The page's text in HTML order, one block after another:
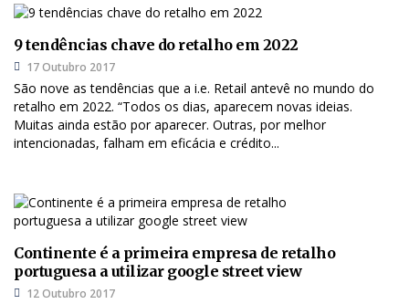
9 tendências chave do retalho em 2022
17 Outubro 2017
São nove as tendências que a i.e. Retail antevê no mundo do
retalho em 2022. “Todos os dias, aparecem novas ideias.
Muitas ainda estão por aparecer. Outras, por melhor
intencionadas, falham em eficácia e crédito...
Continente é a primeira empresa de retalho
portuguesa a utilizar google street view
12 Outubro 2017